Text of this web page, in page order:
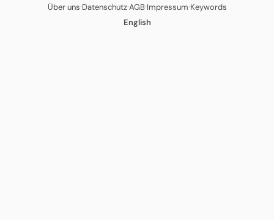
Über uns·Datenschutz·AGB·Impressum·Keywords
English